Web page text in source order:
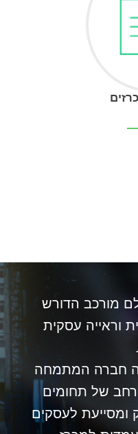
מורכב הדורש
וראייה עסקית
חברה המתמחה
רחב של תחומים
ומסייעת לעסקים